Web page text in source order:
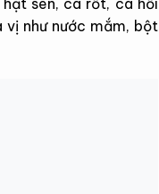
sen, cà rốt, cá hồi
như nước mắm, bột